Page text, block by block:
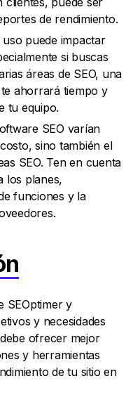
de rendimiento.
uso puede impactar
si buscas
áreas de SEO, una
ahorrará tiempo y
tu equipo.
SEO varían
sino también el
SEO. Ten en cuenta
los planes,
funciones y la
SEOptimer y
y necesidades
ofrecer mejor
y herramientas
de tu sitio en